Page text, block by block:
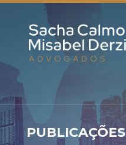
PUBLICAÇÕES